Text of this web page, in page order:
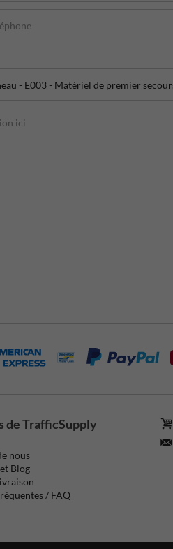
de TrafficSupply
nous
Blog
/ FAQ